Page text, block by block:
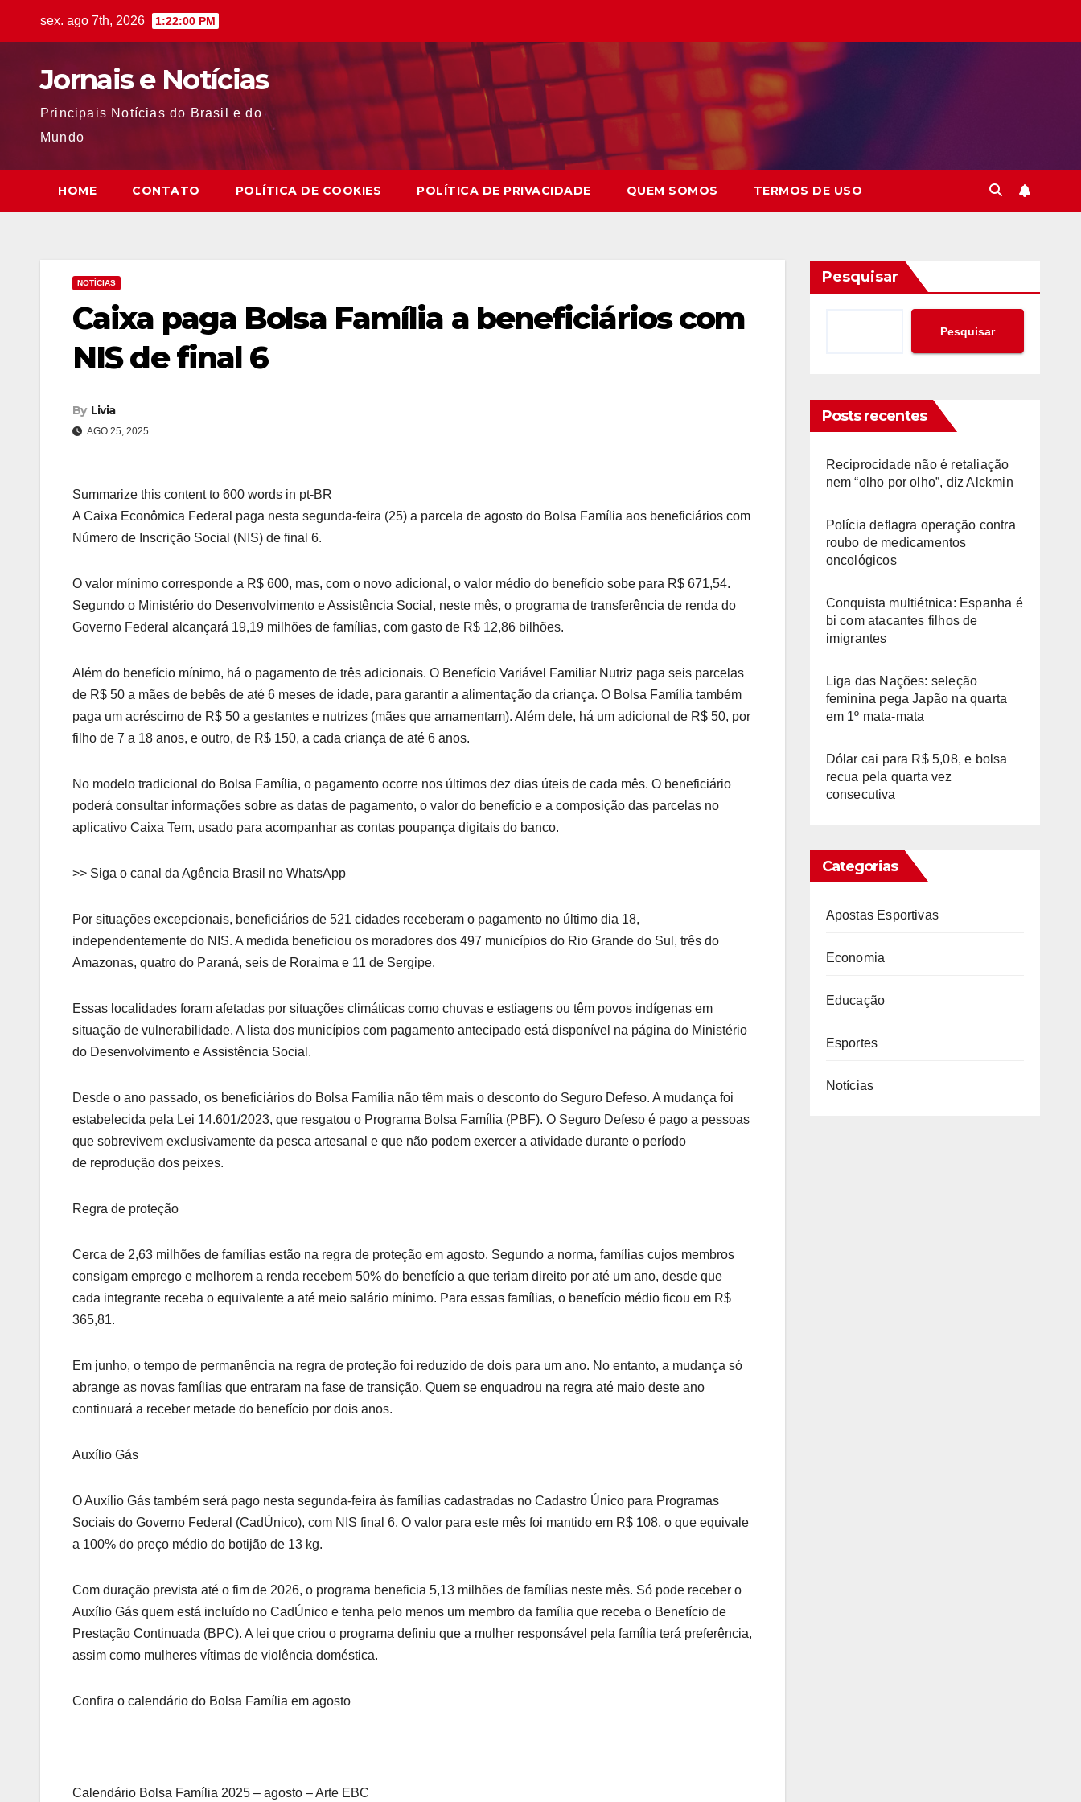
sex. ago 7th, 2026 1:22:01 PM
Jornais e Notícias
Principais Notícias do Brasil e do
Mundo
HOME CONTATO POLÍTICA DE COOKIES POLÍTICA DE PRIVACIDADE QUEM SOMOS TERMOS DE USO
NOTÍCIAS
Caixa paga Bolsa Família a beneficiários com
NIS de final 6
By Livia
AGO 25, 2025
Summarize this content to 600 words in pt-BR
A Caixa Econômica Federal paga nesta segunda-feira (25) a parcela de agosto do Bolsa Família aos beneficiários com
Número de Inscrição Social (NIS) de final 6.
O valor mínimo corresponde a R$ 600, mas, com o novo adicional, o valor médio do benefício sobe para R$ 671,54.
Segundo o Ministério do Desenvolvimento e Assistência Social, neste mês, o programa de transferência de renda do
Governo Federal alcançará 19,19 milhões de famílias, com gasto de R$ 12,86 bilhões.
Além do benefício mínimo, há o pagamento de três adicionais. O Benefício Variável Familiar Nutriz paga seis parcelas
de R$ 50 a mães de bebês de até 6 meses de idade, para garantir a alimentação da criança. O Bolsa Família também
paga um acréscimo de R$ 50 a gestantes e nutrizes (mães que amamentam). Além dele, há um adicional de R$ 50, por
filho de 7 a 18 anos, e outro, de R$ 150, a cada criança de até 6 anos.
No modelo tradicional do Bolsa Família, o pagamento ocorre nos últimos dez dias úteis de cada mês. O beneficiário
poderá consultar informações sobre as datas de pagamento, o valor do benefício e a composição das parcelas no
aplicativo Caixa Tem, usado para acompanhar as contas poupança digitais do banco.
>> Siga o canal da Agência Brasil no WhatsApp
Por situações excepcionais, beneficiários de 521 cidades receberam o pagamento no último dia 18,
independentemente do NIS. A medida beneficiou os moradores dos 497 municípios do Rio Grande do Sul, três do
Amazonas, quatro do Paraná, seis de Roraima e 11 de Sergipe.
Essas localidades foram afetadas por situações climáticas como chuvas e estiagens ou têm povos indígenas em
situação de vulnerabilidade. A lista dos municípios com pagamento antecipado está disponível na página do Ministério
do Desenvolvimento e Assistência Social.
Desde o ano passado, os beneficiários do Bolsa Família não têm mais o desconto do Seguro Defeso. A mudança foi
estabelecida pela Lei 14.601/2023, que resgatou o Programa Bolsa Família (PBF). O Seguro Defeso é pago a pessoas
que sobrevivem exclusivamente da pesca artesanal e que não podem exercer a atividade durante o período
de reprodução dos peixes.
Regra de proteção
Cerca de 2,63 milhões de famílias estão na regra de proteção em agosto. Segundo a norma, famílias cujos membros
consigam emprego e melhorem a renda recebem 50% do benefício a que teriam direito por até um ano, desde que
cada integrante receba o equivalente a até meio salário mínimo. Para essas famílias, o benefício médio ficou em R$
365,81.
Em junho, o tempo de permanência na regra de proteção foi reduzido de dois para um ano. No entanto, a mudança só
abrange as novas famílias que entraram na fase de transição. Quem se enquadrou na regra até maio deste ano
continuará a receber metade do benefício por dois anos.
Auxílio Gás
O Auxílio Gás também será pago nesta segunda-feira às famílias cadastradas no Cadastro Único para Programas
Sociais do Governo Federal (CadÚnico), com NIS final 6. O valor para este mês foi mantido em R$ 108, o que equivale
a 100% do preço médio do botijão de 13 kg.
Com duração prevista até o fim de 2026, o programa beneficia 5,13 milhões de famílias neste mês. Só pode receber o
Auxílio Gás quem está incluído no CadÚnico e tenha pelo menos um membro da família que receba o Benefício de
Prestação Continuada (BPC). A lei que criou o programa definiu que a mulher responsável pela família terá preferência,
assim como mulheres vítimas de violência doméstica.
Confira o calendário do Bolsa Família em agosto
Calendário Bolsa Família 2025 – agosto – Arte EBC
Pesquisar
Pesquisar
Posts recentes
Reciprocidade não é retaliação
nem “olho por olho”, diz Alckmin
Polícia deflagra operação contra
roubo de medicamentos
oncológicos
Conquista multiétnica: Espanha é
bi com atacantes filhos de
imigrantes
Liga das Nações: seleção
feminina pega Japão na quarta
em 1º mata-mata
Dólar cai para R$ 5,08, e bolsa
recua pela quarta vez
consecutiva
Categorias
Apostas Esportivas
Economia
Educação
Esportes
Notícias